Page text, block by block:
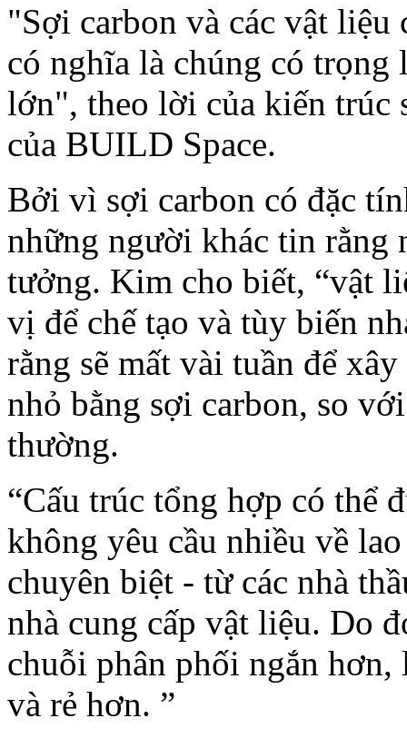
"Sợi carbon và các vật liệu
có nghĩa là chúng có
lớn", theo lời của kiến trúc
của BUILD Space.
Bởi vì sợi carbon có đặc
những người khác tin rằng
tưởng. Kim cho biết, “vật
vị để chế tạo và tùy biến
rằng sẽ mất vài tuần để
nhỏ bằng sợi carbon, so
thường.
“Cấu trúc tổng hợp có thể
không yêu cầu nhiều về
chuyên biệt - từ các nhà
nhà cung cấp vật liệu. Do
chuỗi phân phối ngắn
và rẻ hơn. ”